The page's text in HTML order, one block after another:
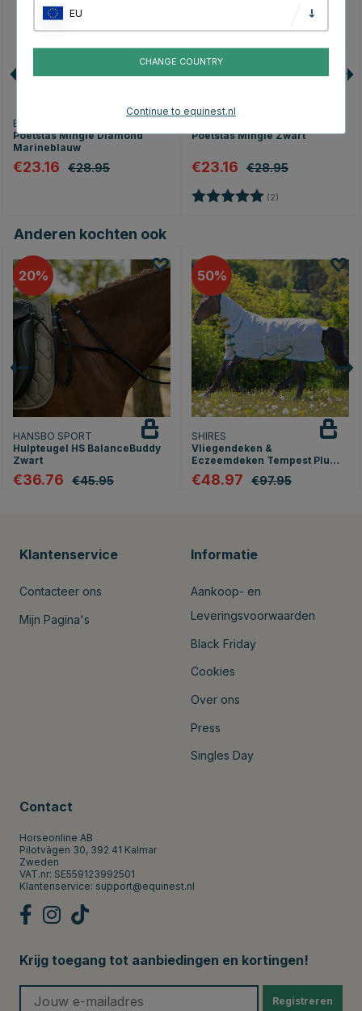
EQUIPAGE
Poetstas Mingle Diamond
Marineblauw
€23.16 €28.95
Poetstas Mingle Zwart
€23.16 €28.95
Beoordeling: (2)
Anderen kochten ook
20
HANSBO SPORT
Hulpteugel HS BalanceBuddy
Zwart
€36.76 €45.95
50
SHIRES
Vliegendeken &
Eczeemdeken Tempest Plus
Wit
€48.97 €97.95
Klantenservice
Contacteer ons
Mijn Pagina's
Informatie
Aankoop- en
Leveringsvoorwaarden
Black Friday
Cookies
Over ons
Press
Singles Day
Contact
Horseonline AB
Pilotvägen 30, 392 41 Kalmar
Zweden
VAT.nr: SE559123992501
Klantenservice: support@equinest.nl
Krijg toegang tot aanbiedingen en kortingen!
Registreren
EU
CHANGE COUNTRY
Continue to equinest.nl